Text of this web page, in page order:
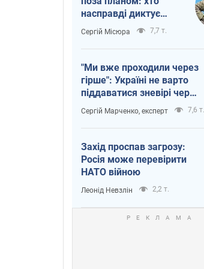
насправді диктує
темп війни
Сергій Місюра 7,7 т.
"Ми вже проходили через
гірше": Україні не варто
піддаватися зневірі через
ракетний терор
Сергій Марченко, експерт 7,6 т.
Захід проспав загрозу:
Росія може перевірити
НАТО війною
Леонід Невзлін 2,2 т.